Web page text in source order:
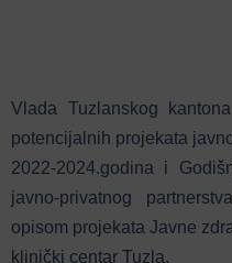
Vlada Tuzlanskog
potencijalnih projekata
2022-2024.godina i
javno-privatnog
opisom projekata Javne
klinički centar Tuzla.